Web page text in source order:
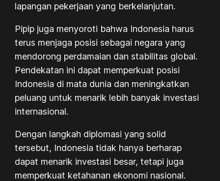
lapangan pekerjaan yang berkelanjutan.
Pipip juga menyoroti bahwa Indonesia harus
terus menjaga posisi sebagai negara yang
mendorong perdamaian dan stabilitas global.
Pendekatan ini dapat memperkuat posisi
Indonesia di mata dunia dan meningkatkan
peluang untuk menarik lebih banyak investasi
internasional.
Dengan langkah diplomasi yang solid
tersebut, Indonesia tidak hanya berharap
dapat menarik investasi besar, tetapi juga
memperkuat ketahanan ekonomi nasional.